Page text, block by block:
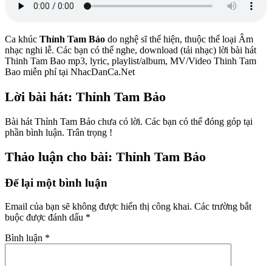
Ca khúc Thỉnh Tam Bảo do nghệ sĩthể hiện, thuộc thể loại Âm
nhạc nghi lễ. Các bạn có thể nghe, download (tải nhạc) lời bài hát
Thinh Tam Bao mp3, lyric, playlist/album, MV/Video Thinh Tam
Bao miễn phí tại NhacDanCa.Net
Lời bài hát: Thỉnh Tam Bảo
Bài hát Thỉnh Tam Bảo chưa có lời. Các bạn có thể đóng góp tại
phần bình luận. Trân trọng !
Thảo luận cho bài: Thỉnh Tam Bảo
Để lại một bình luận
Email của bạn sẽ không được hiển thị công khai. Các trường bắt
buộc được đánh dấu *
Bình luận *